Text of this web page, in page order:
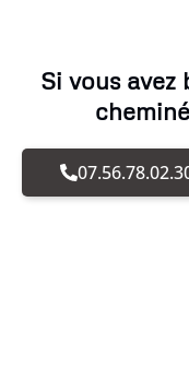
Si vous avez